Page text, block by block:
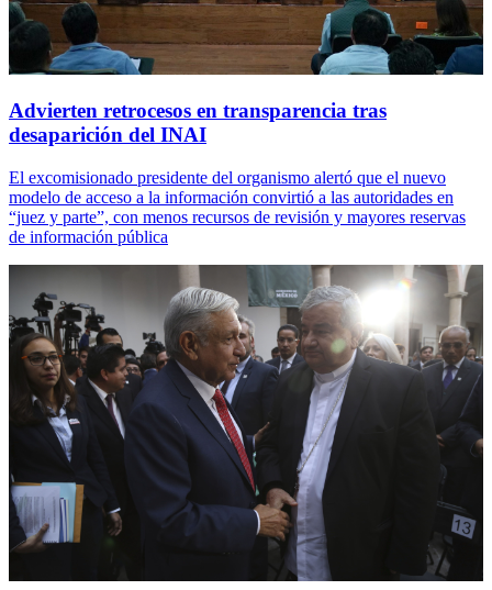
Advierten retrocesos en transparencia tras
desaparición del INAI
El excomisionado presidente del organismo alertó que el nuevo
modelo de acceso a la información convirtió a las autoridades en
“juez y parte”, con menos recursos de revisión y mayores reservas
de información pública